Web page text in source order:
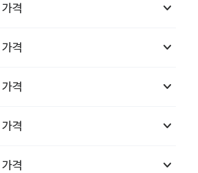
가격 keyboard_arrow_down
가격 keyboard_arrow_down
가격 keyboard_arrow_down
가격 keyboard_arrow_down
가격 keyboard_arrow_down